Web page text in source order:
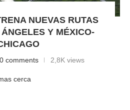
NUEVAS RUTAS
Y MÉXICO-
0 comments 2,8K views
cerca